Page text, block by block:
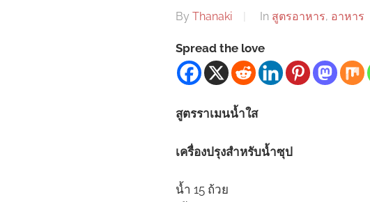
By Thanaki In สูตรอาหาร, อาหาร
Spread the love
สูตรราเมนน้ำใส
เครื่องปรุงสำหรับน้ำซุป
น้ำ 15 ถ้วย